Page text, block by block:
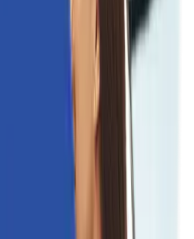
innovation and